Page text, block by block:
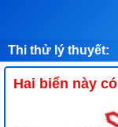
Thi thử lý thuyết:
Hai biển này